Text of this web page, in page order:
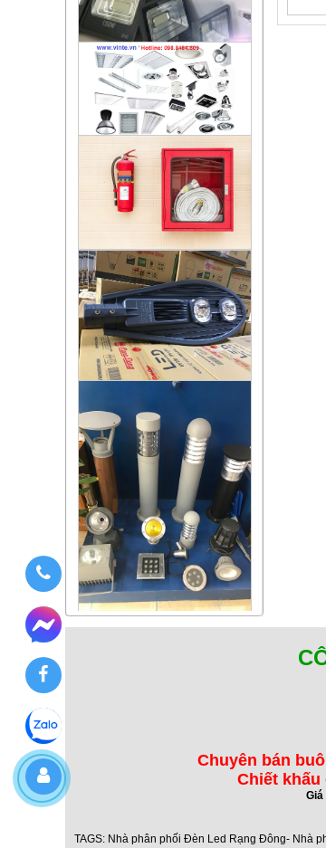
Chuyên bán
Chiết khấu
TAGS: Nhà phân phối Đèn Led Rạng Đông- Nhà